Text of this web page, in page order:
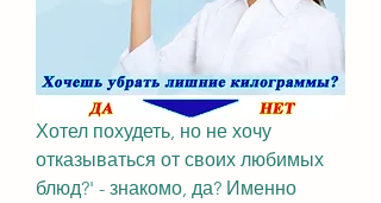
Хотел похудеть, но не хочу
отказываться от своих любимых
блюд?' - знакомо, да? Именно